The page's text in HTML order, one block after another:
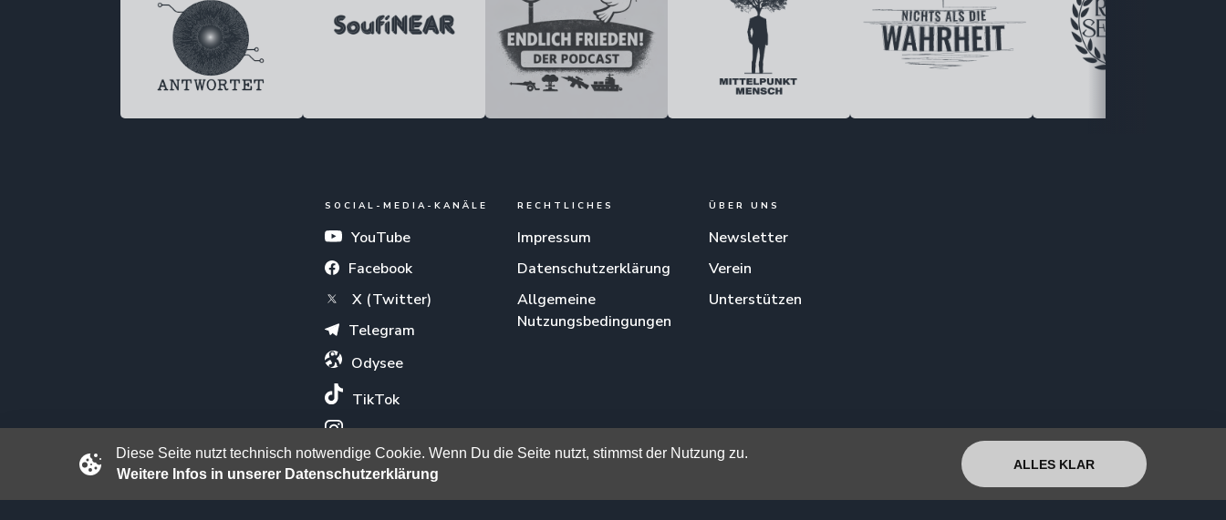
SOCIAL-MEDIA-KANÄLE
YouTube
Facebook
X (Twitter)
Telegram
Odysee
TikTok
Instagram
RECHTLICHES
Impressum
Datenschutzerklärung
Allgemeine
Nutzungsbedingungen
ÜBER UNS
Newsletter
Verein
Unterstützen
Diese Seite nutzt technisch notwendige Cookie. Wenn Du die Seite nutzt, stimmst der Nutzung zu.
Weitere Infos in unserer Datenschutzerklärung
ALLES KLAR